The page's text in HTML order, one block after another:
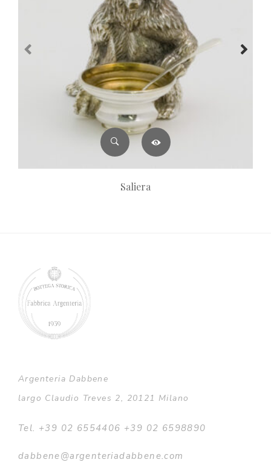
Saliera
Argenteria Dabbene
largo Claudio Treves 2, 20121 Milano
Tel. +39 02 6554406 +39 02 6598890
dabbene@argenteriadabbene.com